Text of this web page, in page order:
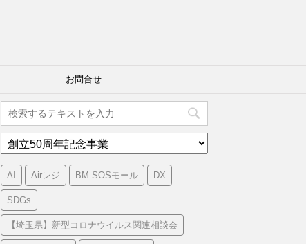
お問合せ
カ
テ
ゴ
リ
ー
AI Airレジ BM SOSモール DX
SDGs
【埼玉県】新型コロナウイルス関連相談会